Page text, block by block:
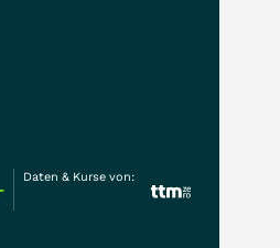
Daten & Kurse von: